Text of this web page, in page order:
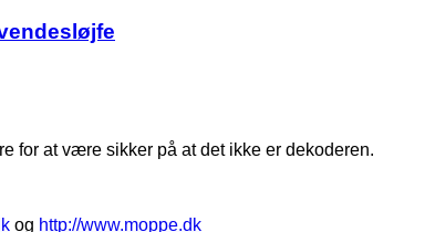
for at være sikker på at det ikke er dekoderen.
og http://www.moppe.dk